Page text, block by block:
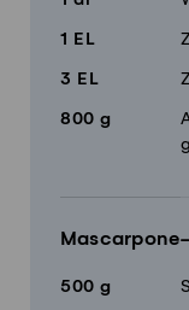
1 EL
3 EL
800 g
500 g